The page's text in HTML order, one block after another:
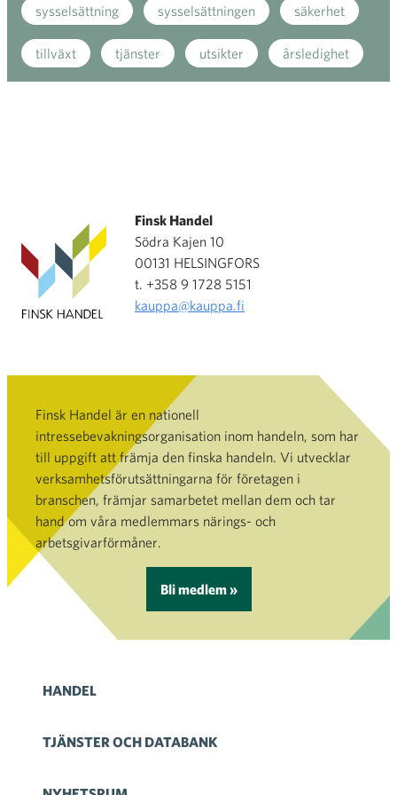
sysselsättning sysselsättningen säkerhet
tillväxt tjänster utsikter årsledighet
Finsk Handel
Södra Kajen 10
00131 HELSINGFORS
t. +358 9 1728 5151
kauppa@kauppa.fi
Finsk Handel är en nationell
intressebevakningsorganisation inom handeln, som har
till uppgift att främja den finska handeln. Vi utvecklar
verksamhetsförutsättningarna för företagen i
branschen, främjar samarbetet mellan dem och tar
hand om våra medlemmars närings- och
arbetsgivarförmåner.
Bli medlem »
HANDEL
TJÄNSTER OCH DATABANK